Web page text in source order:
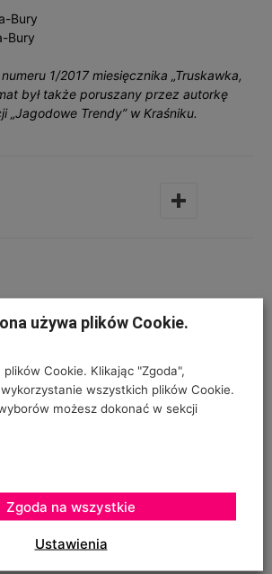
Bury
Bury
1/2017 miesięcznika „Truskawka,
był także poruszany przez autorkę
„Jagodowe Trendy” w Kraśniku.
WIĘCEJ OD AUTORA
wchodzi na rynki jagód goji
kwietniowym „TMJ” – wiosna na
plantacjach
używa plików Cookie.
Cookie. Klikając "Zgoda",
wszystkich plików Cookie.
możesz dokonać w sekcji
Ustawienia
Zgoda na wszystkie